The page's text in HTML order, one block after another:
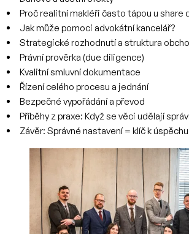
Proč realitní makléři často tápou u share
Jak může pomoci advokátní kancelář?
Strategické rozhodnutí a struktura
Právní prověrka (due diligence)
Kvalitní smluvní dokumentace
Řízení celého procesu a jednání
Bezpečné vypořádání a převod
Příběhy z praxe: Když se věci udělají
Závěr: Správné nastavení = klíč k úspěchu